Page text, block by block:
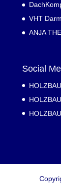
VHT
ANJA
Social